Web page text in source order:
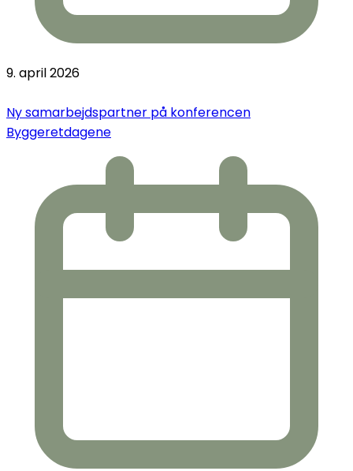
9. april 2026
Ny samarbejdspartner på konferencen
Byggeretdagene